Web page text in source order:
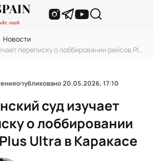
Новости
переписку о лоббировании рейсов Plus
опубликовано20.05.2026, 17:10
суд изучает
о лоббировании
Ultra в Каракасе